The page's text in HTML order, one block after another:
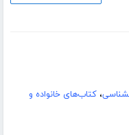
،کتاب‌های خانواده و